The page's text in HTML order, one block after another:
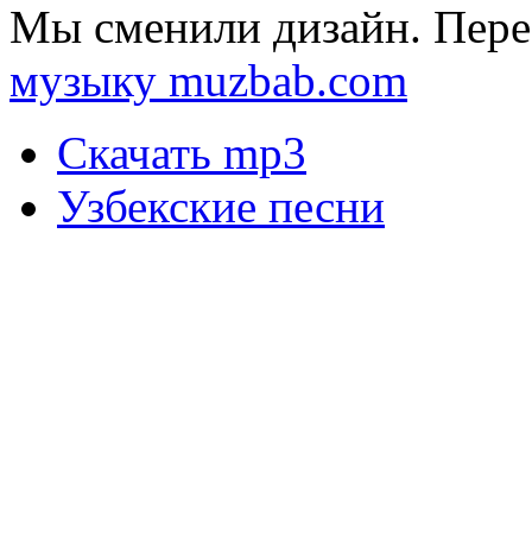
Мы сменили дизайн.
музыку muzbab.com
Скачать mp3
Узбекские песни